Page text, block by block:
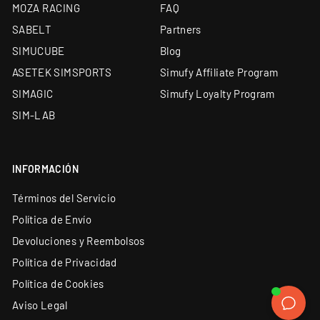
Único Centro Oficial de Reparación Fanatec fuera
Simucube Premium Reseller — uno de los cuatro de
Europa
Envío desde almacén propio de 5.000 m² y
Financiación a medida: leasing y renting
MOZA RACING
SABELT
SIMUCUBE
ASETEK SIMSPORTS
SIMAGIC
SIM-LAB
FAQ
Partners
Blog
Simufy Affiliate Program
Simufy Loyalty Program
INFORMACIÓN
Términos del Servicio
Política de Envío
Devoluciones y Reembolsos
Política de Privacidad
Política de Cookies
Aviso Legal